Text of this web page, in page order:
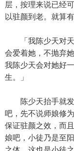
层，按理来说已经可
以驻颜到老。就算
「我陈少天对天
会爱着她，不抛弃她
我陈少天会对她好
生。」
陈少天抬手就发
吧，先不说师娘修
保证驻颜之效，而
娘吧，小徒乃是至阳